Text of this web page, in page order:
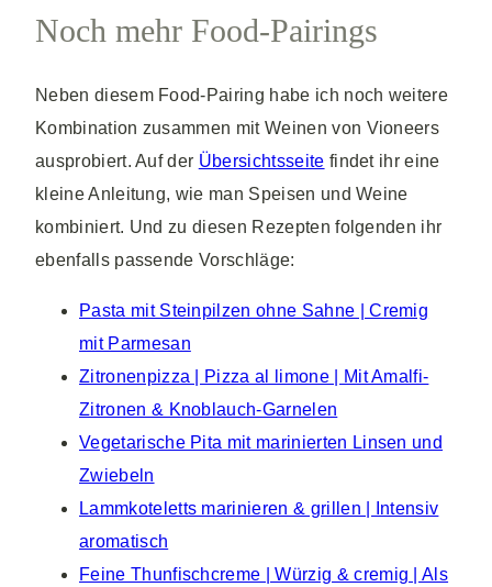
Noch mehr Food-Pairings
Neben diesem Food-Pairing habe ich noch weitere
Kombination zusammen mit Weinen von Vioneers
ausprobiert. Auf der Übersichtsseite findet ihr eine
kleine Anleitung, wie man Speisen und Weine
kombiniert. Und zu diesen Rezepten folgenden ihr
ebenfalls passende Vorschläge:
Pasta mit Steinpilzen ohne Sahne | Cremig
mit Parmesan
Zitronenpizza | Pizza al limone | Mit Amalfi-
Zitronen & Knoblauch-Garnelen
Vegetarische Pita mit marinierten Linsen und
Zwiebeln
Lammkoteletts marinieren & grillen | Intensiv
aromatisch
Feine Thunfischcreme | Würzig & cremig | Als